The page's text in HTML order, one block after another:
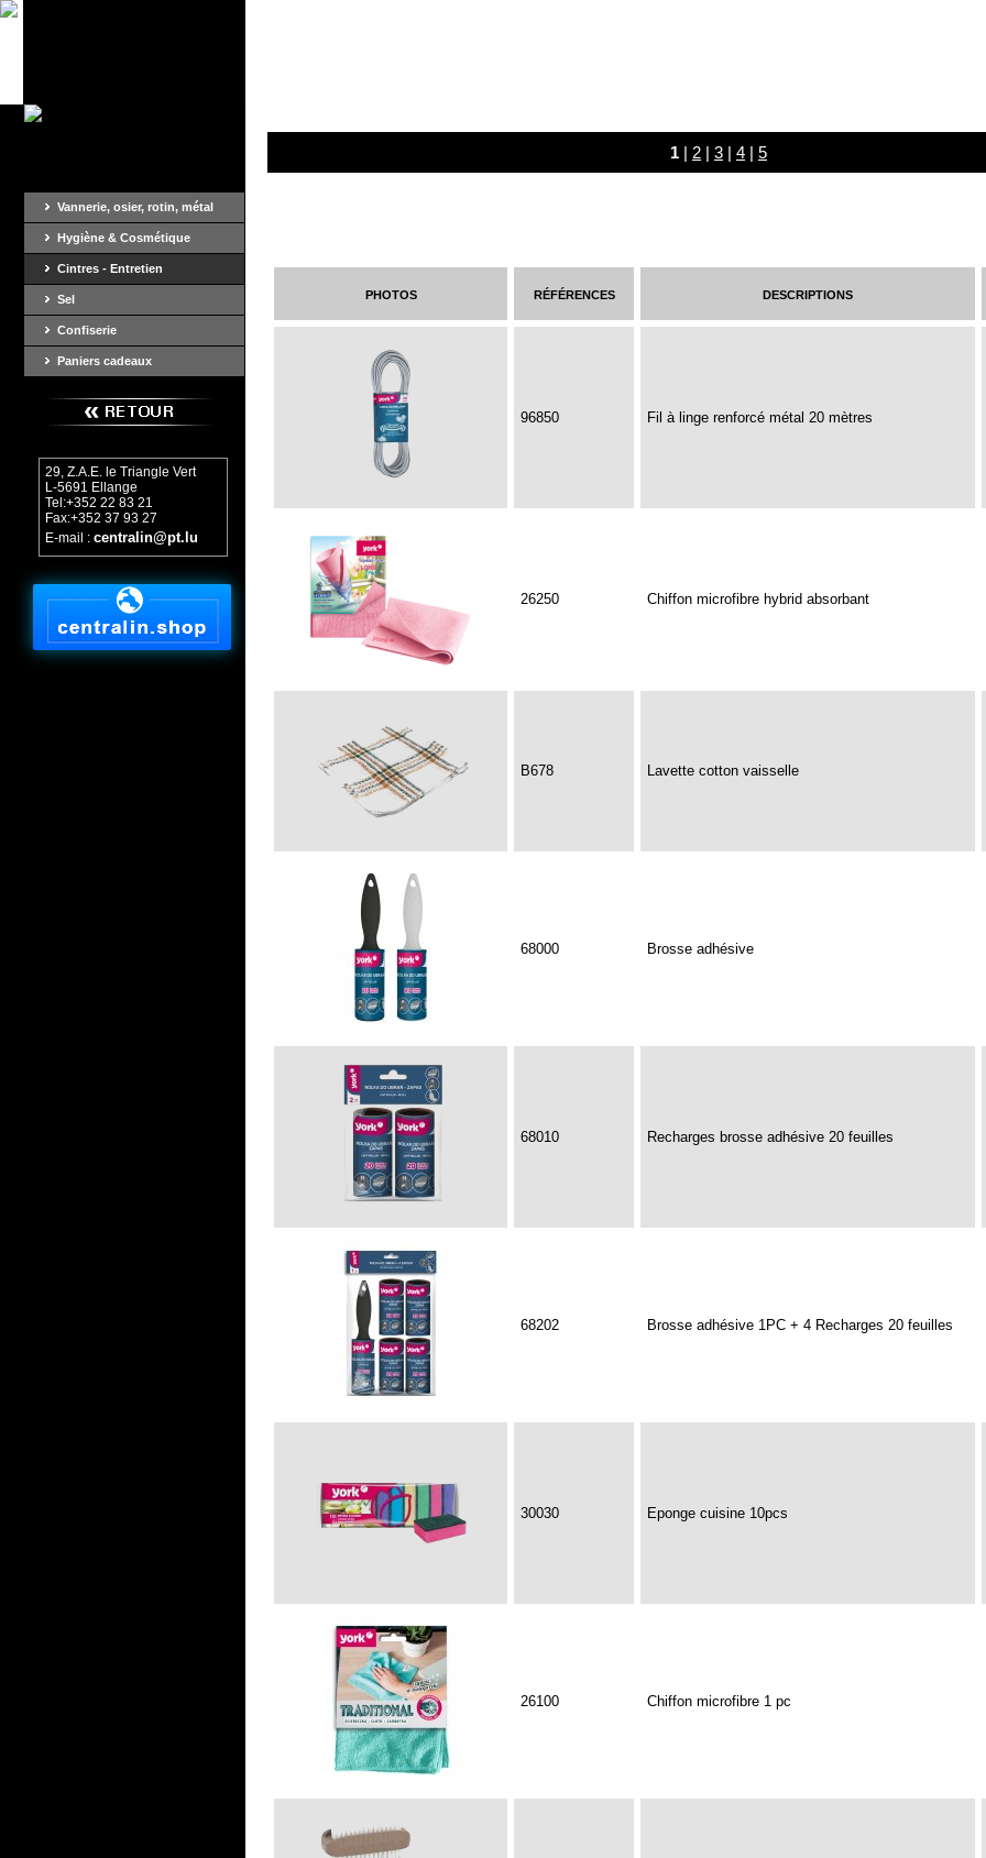
Vannerie, osier, rotin, métal
Hygiène & Cosmétique
Cintres - Entretien
Sel
Confiserie
Paniers cadeaux
29, Z.A.E. le Triangle Vert
L-5691 Ellange
Tel:+352 22 83 21
Fax:+352 37 93 27
E-mail : centralin@pt.lu
1 | 2 | 3 | 4 | 5
photos références descriptions
96850 Fil à linge renforcé métal 20 mètres
26250 Chiffon microfibre hybrid absorbant
B678 Lavette cotton vaisselle
68000 Brosse adhésive
68010 Recharges brosse adhésive 20 feuilles
68202 Brosse adhésive 1PC + 4 Recharges 20 feuilles
30030 Eponge cuisine 10pcs
26100 Chiffon microfibre 1 pc